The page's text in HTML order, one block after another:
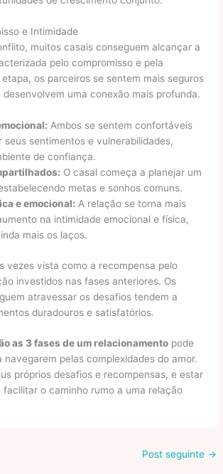
e Intimidade
muitos casais conseguem alcançar a
pelo compromisso e pela
os parceiros se sentem mais seguros
uma conexão mais profunda.
Ambos se sentem confortáveis
seus sentimentos e vulnerabilidades,
de confiança.
O casal começa a planejar um
metas e sonhos comuns.
e emocional: A relação se torna mais
na intimidade emocional e física,
mais os laços.
vezes vista como a recompensa pelo
investidos nas fases anteriores. Os
atravessar os desafios tendem a
duradouros e satisfatórios.
as 3 fases de um relacionamento pode
navegarem pelas complexidades do amor.
próprios desafios e recompensas, e estar
facilitar o caminho rumo a uma relação
Post seguinte →